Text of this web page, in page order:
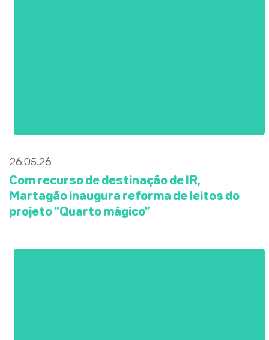
26.05.26
Com recurso de destinação de IR,
Martagão inaugura reforma de leitos do
projeto “Quarto mágico”